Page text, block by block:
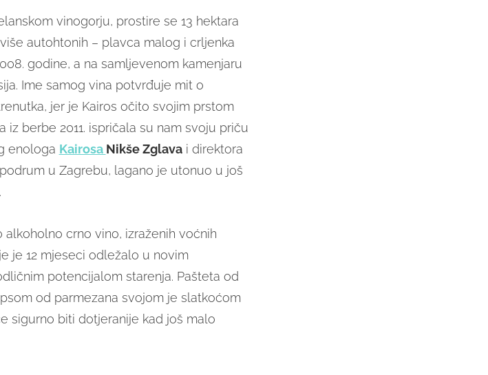
vinogorju, prostire se 13 hektara
autohtonih – plavca malog i crljenka
godine, a na samljevenom kamenjaru
Ime samog vina potvrđuje mit o
jer je Kairos očito svojim prstom
iz berbe 2011. ispričala su nam svoju priču
enologa Kairosa Nikše Zglavai direktora
u Zagrebu, lagano je utonuo u još
alkoholno crno vino, izraženih voćnih
je 12 mjeseci odležalo u novim
potencijalom starenja. Pašteta od
od parmezana svojom je slatkoćom
sigurno biti dotjeranije kad još malo